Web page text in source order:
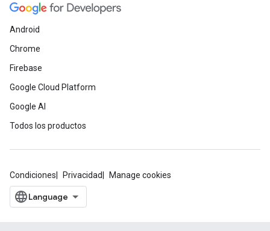
Android
Chrome
Firebase
Google Cloud Platform
Google AI
Todos los productos
Condiciones Privacidad Manage cookies